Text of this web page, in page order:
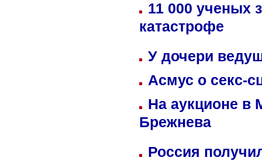
11 000 ученых
катастрофе
У дочери
Асмус о секс-
На аукционе в
Брежнева
Россия